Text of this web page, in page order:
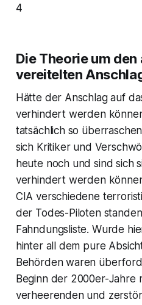
4
Die Theorie um
vereitelten
Hätte der Anschlag auf
verhindert werden
tatsächlich so
sich Kritiker und
heute noch und sind sich
verhindert werden
CIA verschiedene
der Todes-Piloten
Fahndungsliste. Wurde
hinter all dem pure
Behörden waren
Beginn der 2000er-Jahre
verheerenden und